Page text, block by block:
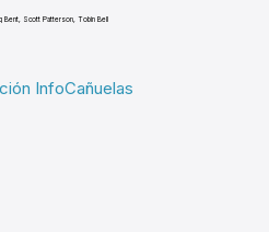
Bent, Scott Patterson, Tobin Bell
InfoCañuelas